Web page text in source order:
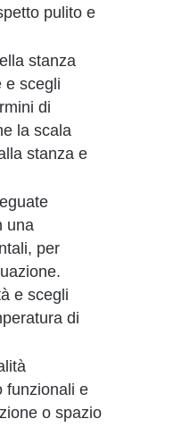
pulito e
stanza
e scegli
di
la scala
stanza e
una
per
e scegli
di
funzionali e
o spazio